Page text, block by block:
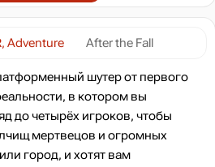
Adventure After the Fall
шутер от первого
в котором вы
до четырёх игроков, чтобы
мертвецов и огромных
город, и хотят вам